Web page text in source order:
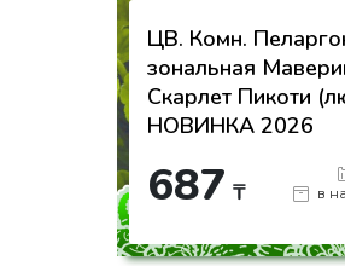
ЦВ. Комн.
зональная
Скарлет Пикоти
НОВИНКА 2026
687 ₸
в